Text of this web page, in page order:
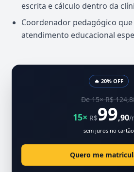
escrita e cálculo dentro da
Coordenador pedagógico
atendimento educacional
🔥 20% OFF
De 15× R$
15× R$99,90/
sem juros no cartão
Quero me